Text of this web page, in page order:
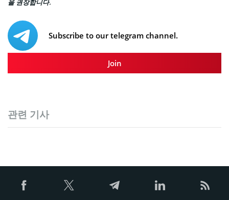
을 권장합니다.
Subscribe to our telegram channel.
Join
관련 기사